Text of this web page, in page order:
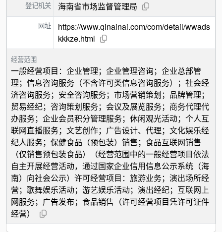
登记机关 海南省市场监督管理局
网址
https://www.qinainai.com/com/detail/wwads
kkkze.html
经营范围
一般经营项目：企业管理；企业管理咨询；企业总部管
理；信息咨询服务（不含许可类信息咨询服务）；社会经
济咨询服务；安全咨询服务；市场营销策划；品牌管理；
贸易经纪；咨询策划服务；会议及展览服务；商务代理代
办服务；企业会员积分管理服务；休闲观光活动；个人互
联网直播服务；文艺创作；广告设计、代理；文化娱乐经
纪人服务；保健食品（预包装）销售；食品互联网销售
（仅销售预包装食品）（经营范围中的一般经营项目依法
自主开展经营活动，通过国家企业信用信息公示系统（海
南）向社会公示）许可经营项目：旅游业务；演出场所经
营；歌舞娱乐活动；游艺娱乐活动；演出经纪；互联网上
网服务；广告发布；食品销售（许可经营项目凭许可证件
经营）